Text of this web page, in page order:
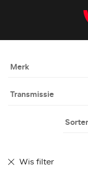
Wis filter